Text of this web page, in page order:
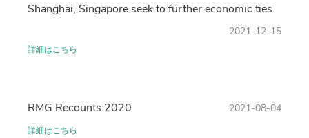
Shanghai, Singapore seek to further economic ties
2021-12-15
詳細はこちら
RMG Recounts 2020 2021-08-04
詳細はこちら